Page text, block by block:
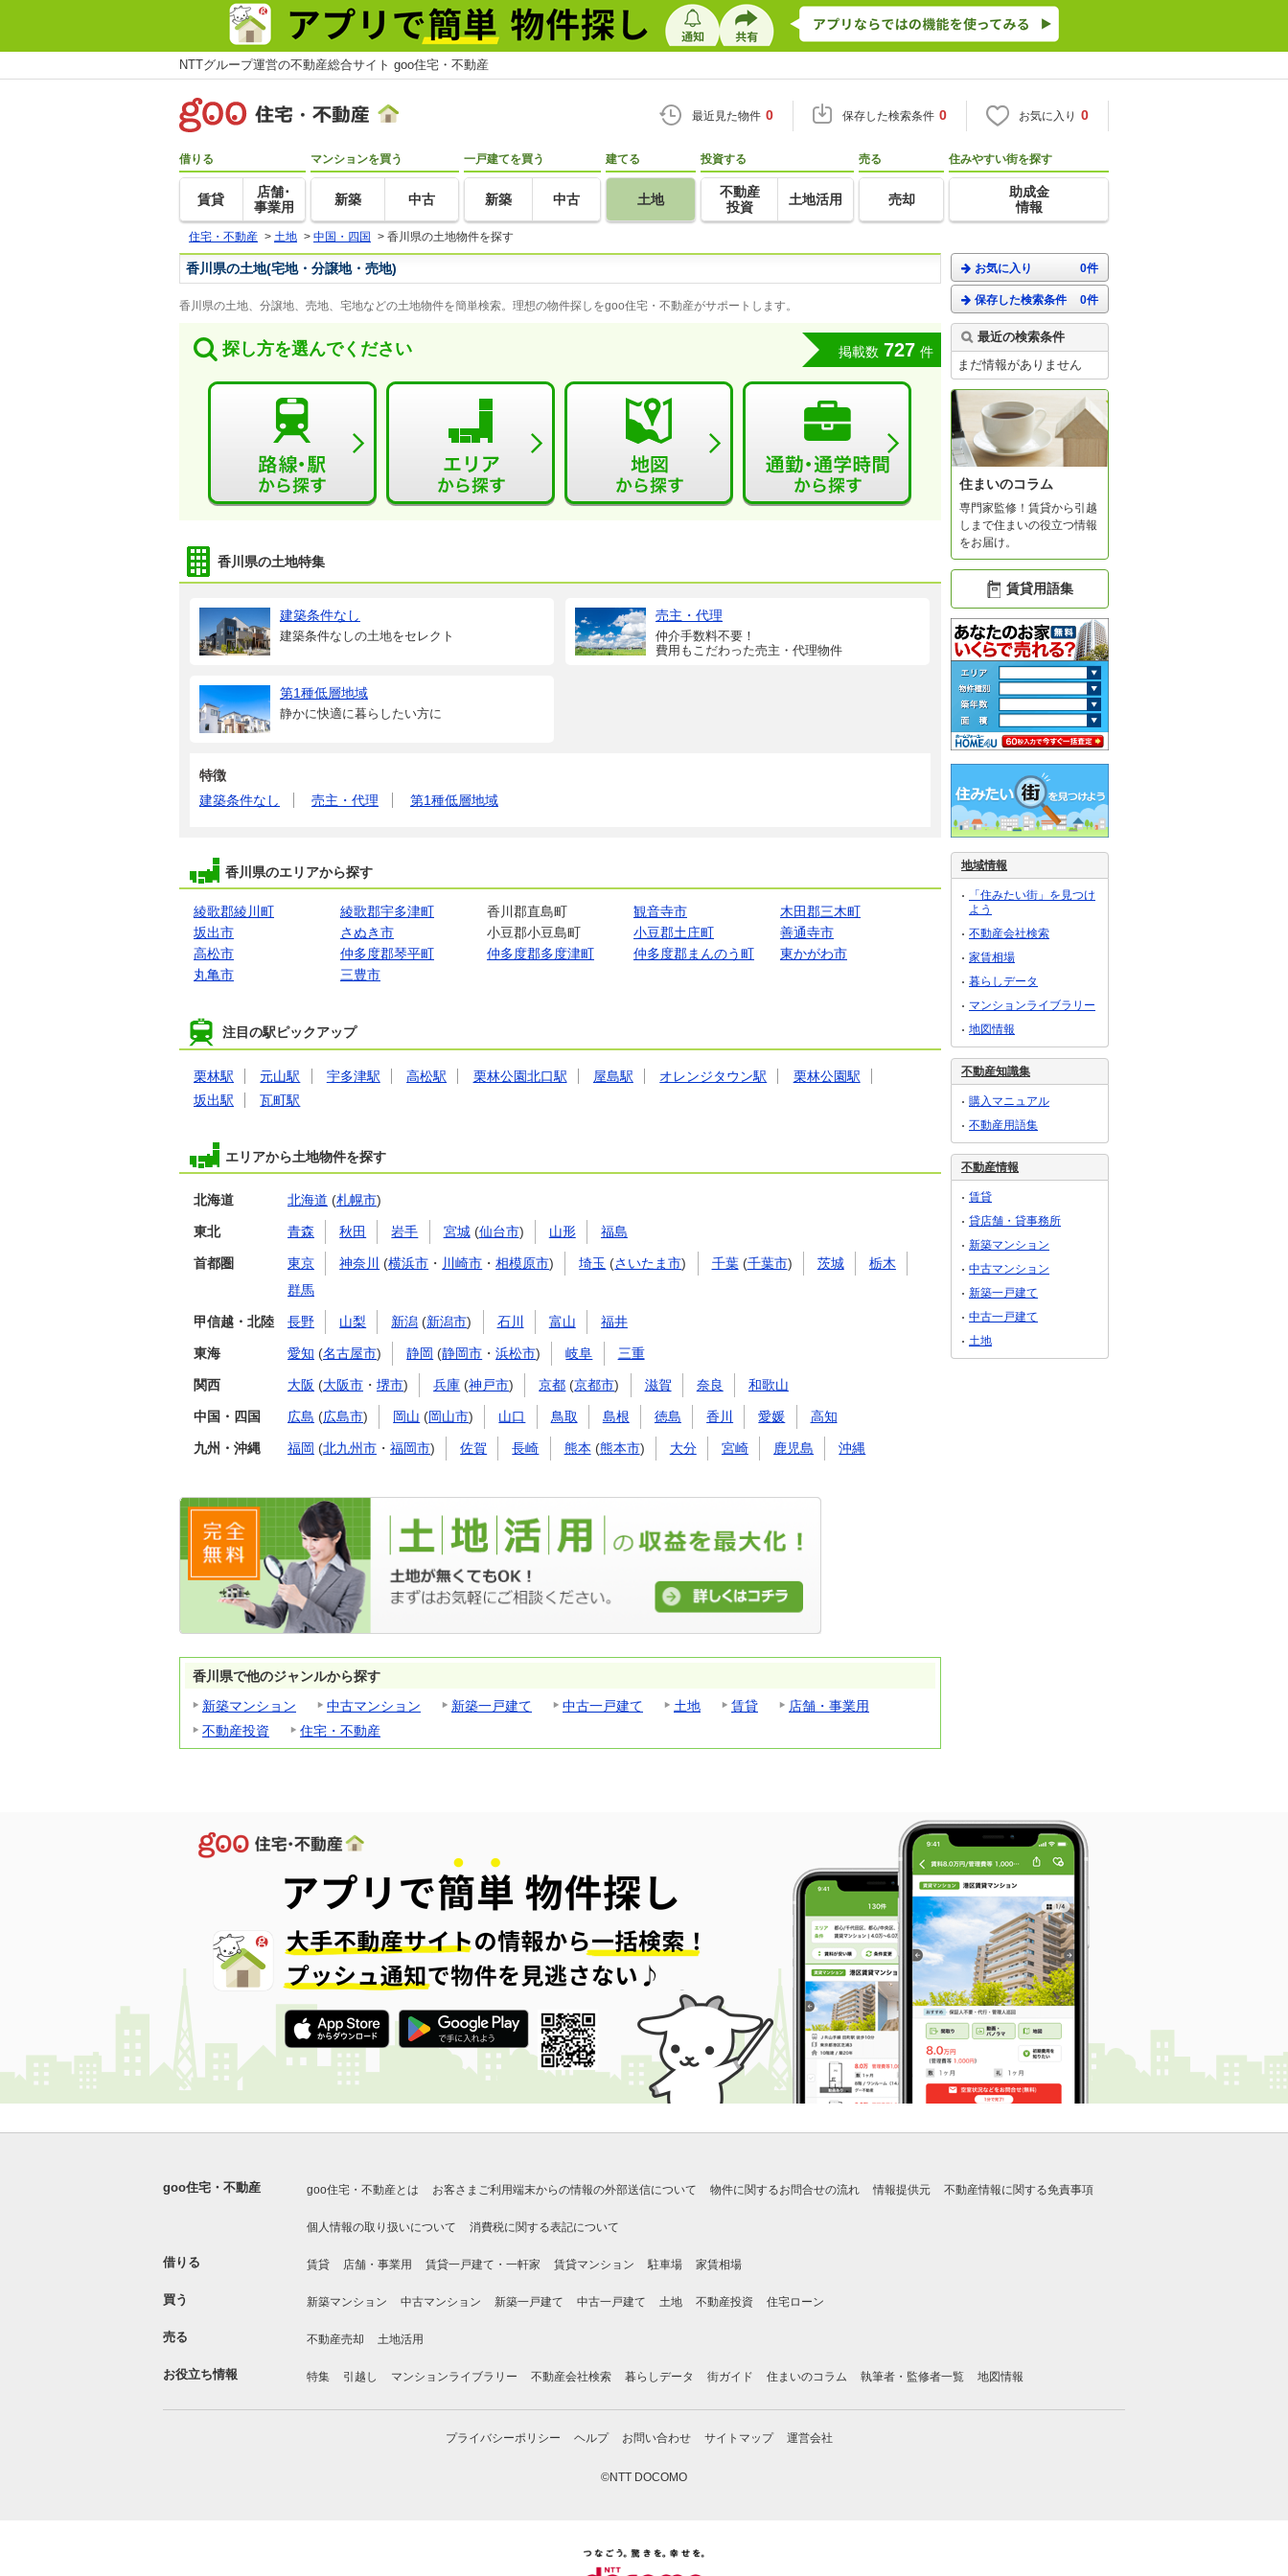
NTTグループ運営の不動産総合サイト goo住宅・不動産
最近見た物件 0 保存した検索条件 0 お気に入り 0
借りる
賃貸
店舗･
事業用
マンションを買う
新築 中古
一戸建てを買う
新築 中古
建てる
土地
投資する
不動産
投資
土地活用
売る
売却
住みやすい街を探す
助成金
情報
住宅・不動産 > 土地 > 中国・四国 > 香川県の土地物件を探す
香川県の土地(宅地・分譲地・売地)
香川県の土地、分譲地、売地、宅地などの土地物件を簡単検索。理想の物件探しをgoo住宅・不動産がサポートします。
探し方を選んでください 掲載数 727 件
香川県の土地特集
建築条件なし
建築条件なしの土地をセレクト
売主・代理
仲介手数料不要！
費用もこだわった売主・代理物件
第1種低層地域
静かに快適に暮らしたい方に
特徴
建築条件なし
売主・代理 第1種低層地域
香川県のエリアから探す
綾歌郡綾川町 綾歌郡宇多津町 香川郡直島町 観音寺市
木田郡三木町
坂出市
さぬき市 小豆郡小豆島町 小豆郡土庄町
善通寺市
高松市
仲多度郡琴平町 仲多度郡多度津町 仲多度郡まんのう町
東かがわ市
丸亀市
三豊市
注目の駅ピックアップ
栗林駅 元山駅 宇多津駅 高松駅 栗林公園北口駅 屋島駅 オレンジタウン駅
栗林公園駅
坂出駅
瓦町駅
エリアから土地物件を探す
北海道 北海道 (札幌市)
東北 青森 秋田 岩手 宮城(仙台市) 山形 福島
首都圏 東京 神奈川 (横浜市 ・ 川崎市 ・相模原市) 埼玉 (さいたま市) 千葉(千葉市) 茨城
栃木
群馬
甲信越・北陸 長野 山梨 新潟 (新潟市) 石川 富山 福井
東海 愛知 (名古屋市) 静岡 (静岡市 ・浜松市) 岐阜 三重
関西 大阪 (大阪市 ・ 堺市) 兵庫 (神戸市) 京都 (京都市) 滋賀 奈良 和歌山
中国・四国 広島 (広島市) 岡山 (岡山市) 山口 鳥取 島根 徳島 香川 愛媛 高知
九州・沖縄 福岡 (北九州市 ・ 福岡市) 佐賀 長崎 熊本 (熊本市) 大分 宮崎 鹿児島 沖縄
香川県で他のジャンルから探す
新築マンション
中古マンション 新築一戸建て 中古一戸建て 土地 賃貸
店舗・事業用
不動産投資
住宅・不動産
お気に入り 0件
保存した検索条件 0件
最近の検索条件
まだ情報がありません
住まいのコラム
専門家監修！賃貸から引越
しまで住まいの役立つ情報
をお届け。
賃貸用語集
地域情報
「住みたい街」を見つけ
よう
不動産会社検索
家賃相場
暮らしデータ
マンションライブラリー
地図情報
不動産知識集
購入マニュアル
不動産用語集
不動産情報
賃貸
貸店舗・貸事務所
新築マンション
中古マンション
新築一戸建て
中古一戸建て
土地
goo住宅・不動産 goo住宅・不動産とは お客さまご利用端末からの情報の外部送信について 物件に関するお問合せの流れ 情報提供元 不動産情報に関する免責事項
個人情報の取り扱いについて 消費税に関する表記について
借りる 賃貸 店舗・事業用 賃貸一戸建て・一軒家 賃貸マンション 駐車場 家賃相場
買う 新築マンション 中古マンション 新築一戸建て 中古一戸建て 土地 不動産投資 住宅ローン
売る 不動産売却 土地活用
お役立ち情報 特集 引越し マンションライブラリー 不動産会社検索 暮らしデータ 街ガイド 住まいのコラム 執筆者・監修者一覧 地図情報
プライバシーポリシー ヘルプ お問い合わせ サイトマップ 運営会社
©NTT DOCOMO